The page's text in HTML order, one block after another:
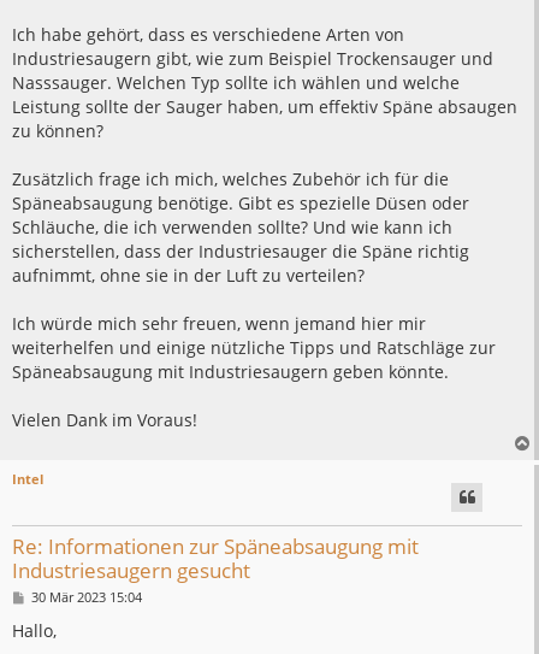
Ich habe gehört, dass es verschiedene Arten von
Industriesaugern gibt, wie zum Beispiel Trockensauger und
Nasssauger. Welchen Typ sollte ich wählen und welche
Leistung sollte der Sauger haben, um effektiv Späne absaugen
zu können?
Zusätzlich frage ich mich, welches Zubehör ich für die
Späneabsaugung benötige. Gibt es spezielle Düsen oder
Schläuche, die ich verwenden sollte? Und wie kann ich
sicherstellen, dass der Industriesauger die Späne richtig
aufnimmt, ohne sie in der Luft zu verteilen?
Ich würde mich sehr freuen, wenn jemand hier mir
weiterhelfen und einige nützliche Tipps und Ratschläge zur
Späneabsaugung mit Industriesaugern geben könnte.
Vielen Dank im Voraus!
Intel
Re: Informationen zur Späneabsaugung mit
Industriesaugern gesucht
B
i
t
30 Mär 2023 15:04
Hallo,